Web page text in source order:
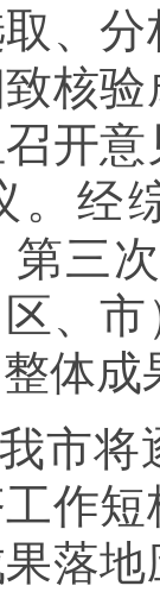
、
核
开
。经
第三
、
体成
市将
作
落